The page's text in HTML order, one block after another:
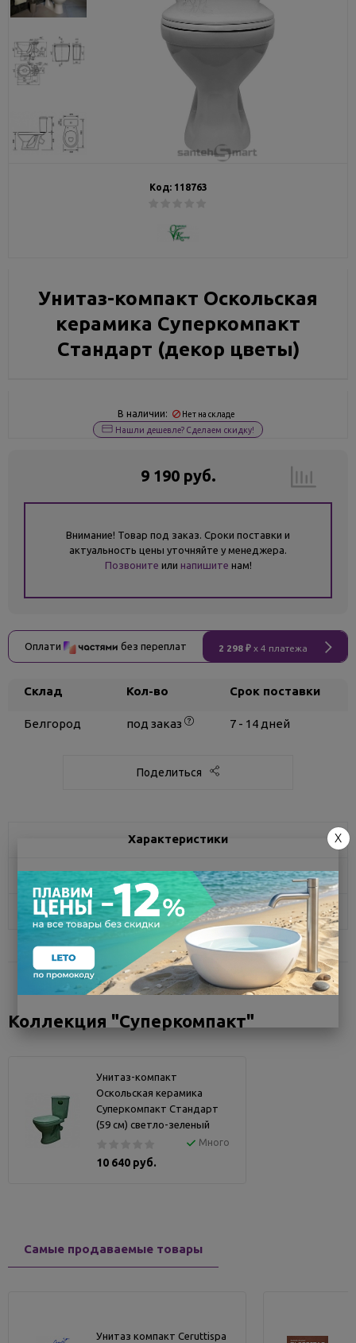
Код: 118763
Унитаз-компакт Оскольская
керамика Суперкомпакт
Стандарт (декор цветы)
В наличии: Нет на складе
Нашли дешевле? Сделаем скидку!
9 190 руб.
Внимание! Товар под заказ. Сроки поставки и
актуальность цены уточняйте у менеджера.
Позвоните или напишите нам!
Оплати без переплат 2 298 ₽ x 4 платежа
Склад Кол-во Срок поставки
Белгород под заказ 7 - 14 дней
Поделиться
Характеристики
Доставка
Отзывы
Коллекция "Суперкомпакт"
Унитаз-компакт
Оскольская керамика
Суперкомпакт Стандарт
(59 см) светло-зеленый
Много
10 640 руб.
Самые продаваемые товары
Унитаз компакт Ceruttispa
X